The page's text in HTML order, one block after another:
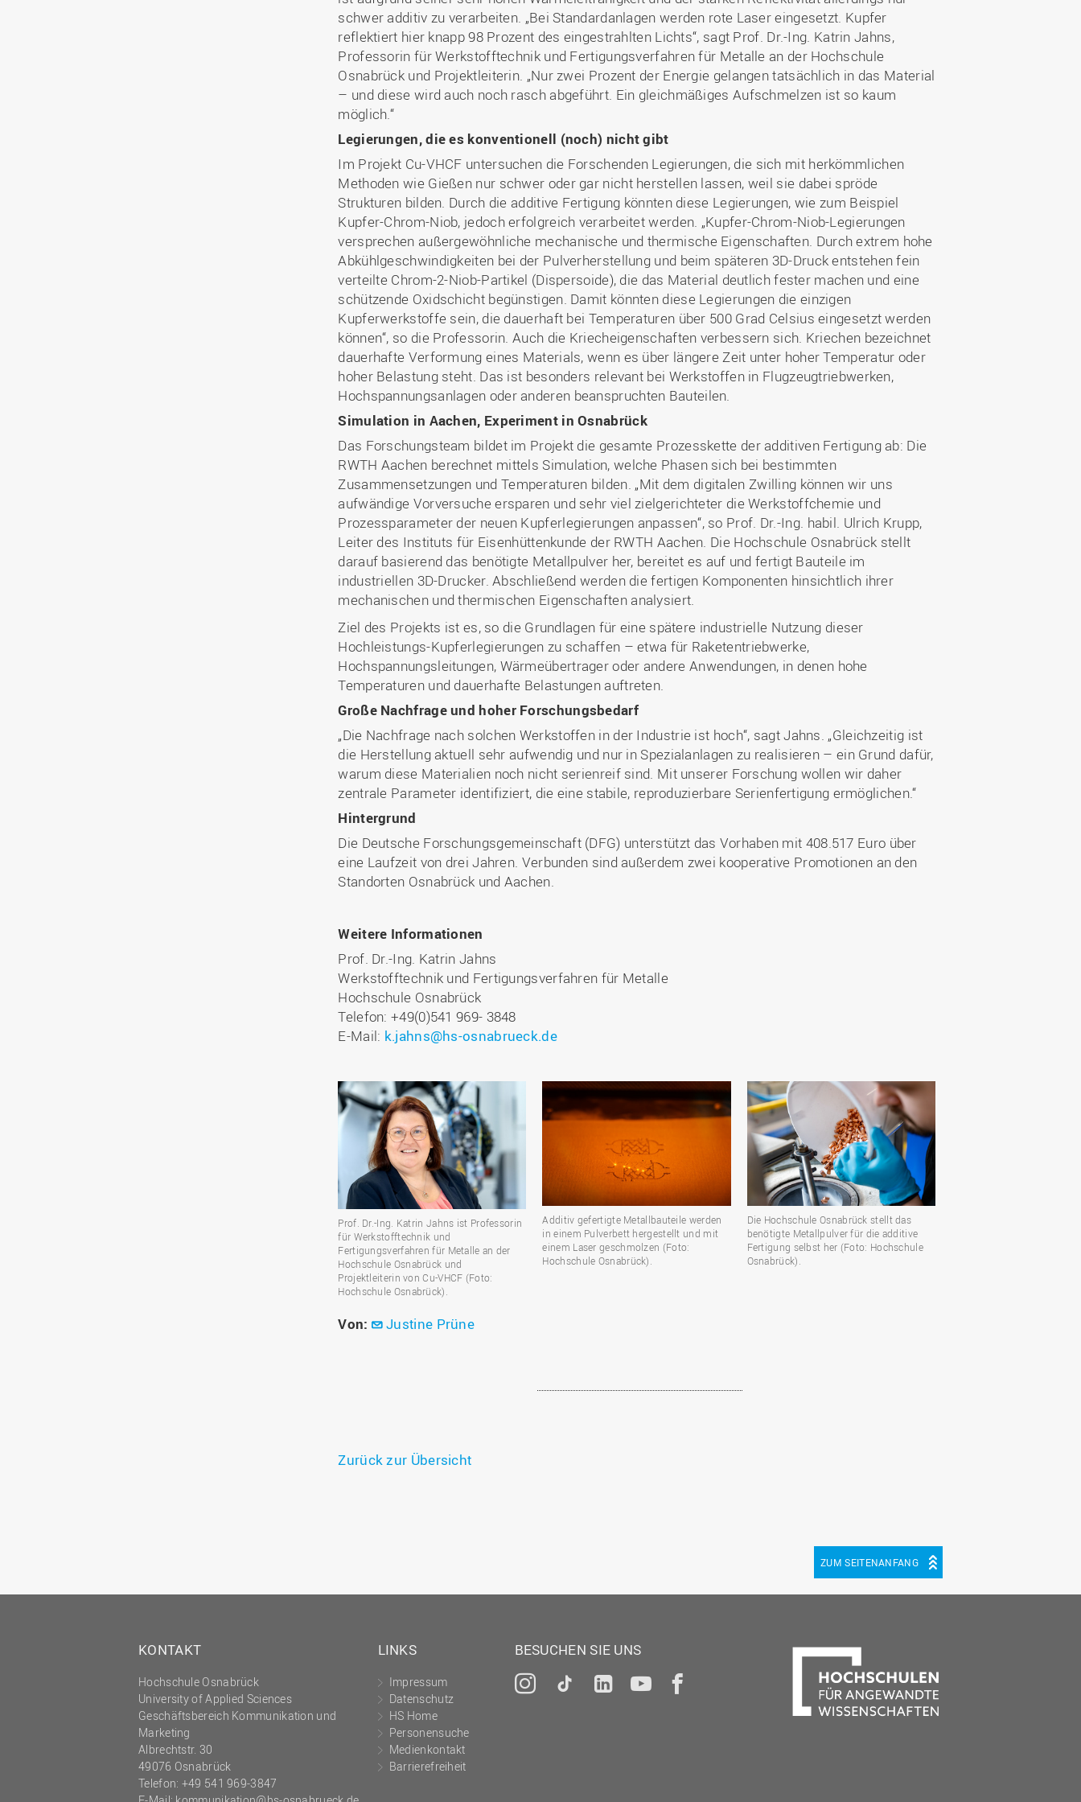
schwer additiv zu verarbeiten. „Bei Standardanlagen werden rote Laser eingesetzt. Kupfer
reflektiert hier knapp 98 Prozent des eingestrahlten Lichts“, sagt Prof. Dr.-Ing. Katrin Jahns,
Professorin für Werkstofftechnik und Fertigungsverfahren für Metalle an der Hochschule
Osnabrück und Projektleiterin. „Nur zwei Prozent der Energie gelangen tatsächlich in das Material
– und diese wird auch noch rasch abgeführt. Ein gleichmäßiges Aufschmelzen ist so kaum
möglich.“
Legierungen, die es konventionell (noch) nicht gibt
Im Projekt Cu-VHCF untersuchen die Forschenden Legierungen, die sich mit herkömmlichen
Methoden wie Gießen nur schwer oder gar nicht herstellen lassen, weil sie dabei spröde
Strukturen bilden. Durch die additive Fertigung könnten diese Legierungen, wie zum Beispiel
Kupfer-Chrom-Niob, jedoch erfolgreich verarbeitet werden. „Kupfer-Chrom-Niob-Legierungen
versprechen außergewöhnliche mechanische und thermische Eigenschaften. Durch extrem hohe
Abkühlgeschwindigkeiten bei der Pulverherstellung und beim späteren 3D-Druck entstehen fein
verteilte Chrom-2-Niob-Partikel (Dispersoide), die das Material deutlich fester machen und eine
schützende Oxidschicht begünstigen. Damit könnten diese Legierungen die einzigen
Kupferwerkstoffe sein, die dauerhaft bei Temperaturen über 500 Grad Celsius eingesetzt werden
können“, so die Professorin. Auch die Kriecheigenschaften verbessern sich. Kriechen bezeichnet
dauerhafte Verformung eines Materials, wenn es über längere Zeit unter hoher Temperatur oder
hoher Belastung steht. Das ist besonders relevant bei Werkstoffen in Flugzeugtriebwerken,
Hochspannungsanlagen oder anderen beanspruchten Bauteilen.
Simulation in Aachen, Experiment in Osnabrück
Das Forschungsteam bildet im Projekt die gesamte Prozesskette der additiven Fertigung ab: Die
RWTH Aachen berechnet mittels Simulation, welche Phasen sich bei bestimmten
Zusammensetzungen und Temperaturen bilden. „Mit dem digitalen Zwilling können wir uns
aufwändige Vorversuche ersparen und sehr viel zielgerichteter die Werkstoffchemie und
Prozessparameter der neuen Kupferlegierungen anpassen“, so Prof. Dr.-Ing. habil. Ulrich Krupp,
Leiter des Instituts für Eisenhüttenkunde der RWTH Aachen. Die Hochschule Osnabrück stellt
darauf basierend das benötigte Metallpulver her, bereitet es auf und fertigt Bauteile im
industriellen 3D-Drucker. Abschließend werden die fertigen Komponenten hinsichtlich ihrer
mechanischen und thermischen Eigenschaften analysiert.
Ziel des Projekts ist es, so die Grundlagen für eine spätere industrielle Nutzung dieser
Hochleistungs-Kupferlegierungen zu schaffen – etwa für Raketentriebwerke,
Hochspannungsleitungen, Wärmeübertrager oder andere Anwendungen, in denen hohe
Temperaturen und dauerhafte Belastungen auftreten.
Große Nachfrage und hoher Forschungsbedarf
„Die Nachfrage nach solchen Werkstoffen in der Industrie ist hoch“, sagt Jahns. „Gleichzeitig ist
die Herstellung aktuell sehr aufwendig und nur in Spezialanlagen zu realisieren – ein Grund dafür,
warum diese Materialien noch nicht serienreif sind. Mit unserer Forschung wollen wir daher
zentrale Parameter identifiziert, die eine stabile, reproduzierbare Serienfertigung ermöglichen.“
Hintergrund
Die Deutsche Forschungsgemeinschaft (DFG) unterstützt das Vorhaben mit 408.517 Euro über
eine Laufzeit von drei Jahren. Verbunden sind außerdem zwei kooperative Promotionen an den
Standorten Osnabrück und Aachen.
Weitere Informationen
Prof. Dr.-Ing. Katrin Jahns
Werkstofftechnik und Fertigungsverfahren für Metalle
Hochschule Osnabrück
Telefon: +49(0)541 969- 3848
E-Mail: k.jahns@hs-osnabrueck.de
Prof. Dr.-Ing. Katrin Jahns ist Professorin
für Werkstofftechnik und
Fertigungsverfahren für Metalle an der
Hochschule Osnabrück und
Projektleiterin von Cu-VHCF (Foto:
Hochschule Osnabrück).
Additiv gefertigte Metallbauteile werden
in einem Pulverbett hergestellt und mit
einem Laser geschmolzen (Foto:
Hochschule Osnabrück).
Die Hochschule Osnabrück stellt das
benötigte Metallpulver für die additive
Fertigung selbst her (Foto: Hochschule
Osnabrück).
Von: Justine Prüne
Zurück zur Übersicht
ZUM SEITENANFANG
KONTAKT
Hochschule Osnabrück
University of Applied Sciences
Geschäftsbereich Kommunikation und
Marketing
Albrechtstr. 30
49076 Osnabrück
Telefon: +49 541 969-3847
LINKS
Impressum
Datenschutz
HS Home
Personensuche
Medienkontakt
Barrierefreiheit
BESUCHEN SIE UNS
Instagram
TiktokLinkedInYouTube